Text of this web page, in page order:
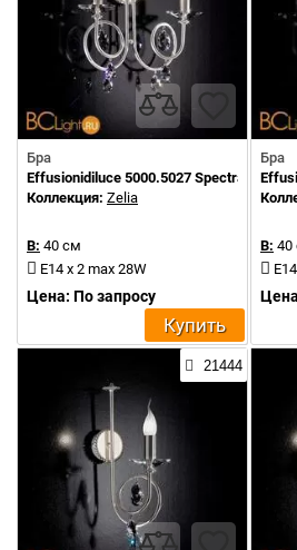
Бра
Effusionidiluce 5000.5027 Spectra
Коллекция: Zelia
В: 40 см
E14 x 2 max 28W
Цена: По запросу
Купить
Бра
В: 40
21444